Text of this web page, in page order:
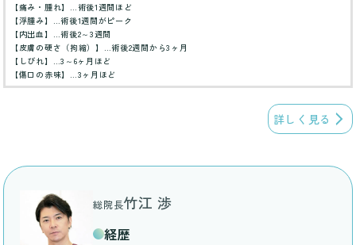
【痛み・腫れ】…術後1週間ほど
【浮腫み】…術後1週間がピーク
【内出血】…術後2～3週間
【皮膚の硬さ（拘縮）】…術後2週間から3ヶ月
【しびれ】…3～6ヶ月ほど
【傷口の赤味】…3ヶ月ほど
詳しく見る
総院長竹江 渉
経歴